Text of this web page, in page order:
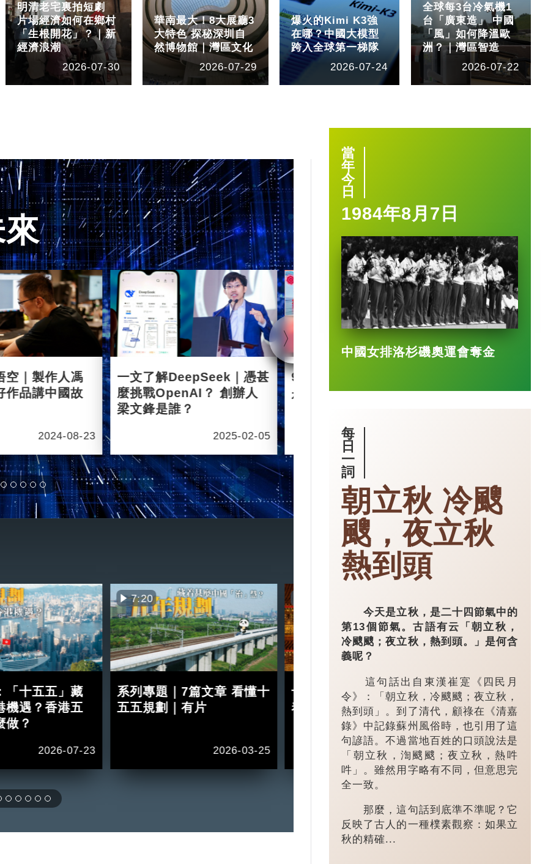
明清老宅裏拍短劇
片場經濟如何在鄉村
「生根開花」？｜新
經濟浪潮
2026-07-30
華南最大！8大展廳3
大特色 探秘深圳自
然博物館｜灣區文化
2026-07-29
爆火的Kimi K3強
在哪？中國大模型
跨入全球第一梯隊
2026-07-24
全球每3台冷氣機1
台「廣東造」 中國
「風」如何降溫歐
洲？｜灣區智造
2026-07-22
空｜製作人馮
作品講中國故
2024-08-23
一文了解DeepSeek｜憑甚
麼挑戰OpenAI？ 創辦人
梁文鋒是誰？
2025-02-05
90後王興興 「英語學渣」
是機械人天才
1:40
市大腦」 有
「十五五」藏
機遇？香港五
做？
2026-07-23
7:20
系列專題｜7篇文章 看懂十
五五規劃｜有片
2026-03-25
十五五規劃｜五年規劃 藏
着甚麼中國「治」慧？
2026-03-18
小城大業｜浙
鎮：一粒珍珠
億璀璨王國？
當
年
今
日
1984年8月7日
中國女排洛杉磯奧運會奪金
每
日
一
詞
朝立秋 冷颼
颼，夜立秋
熱到頭
今天是立秋，是二十四節氣中的
第13個節氣。古語有云「朝立秋，
冷颼颼；夜立秋，熱到頭。」是何含
義呢？
這句話出自東漢崔寔《四民月
令》：「朝立秋，冷颼颼；夜立秋，
熱到頭」。到了清代，顧祿在《清嘉
錄》中記錄蘇州風俗時，也引用了這
句諺語。不過當地百姓的口頭說法是
「朝立秋，渹颼颼；夜立秋，熱吽
吽」。雖然用字略有不同，但意思完
全一致。
那麼，這句話到底準不準呢？它
反映了古人的一種樸素觀察：如果立
秋的精確...